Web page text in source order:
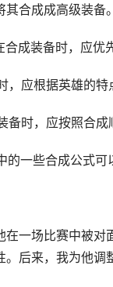
合成成高级装备
成装备时，应优
，应根据英雄的特
备时，应按照合成
一些合成公式可
在一场比赛中被
后来，我为他调